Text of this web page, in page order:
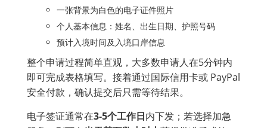
一张背景为白色的电子证件照片
个人基本信息：姓名、出生日期、护照号码
预计入境时间及入境口岸信息
整个申请过程简单直观，大多数申请人在5分钟内
即可完成表格填写。接着通过国际信用卡或 PayPal
安全付款，确认提交后只需等待结果。
电子签证通常在3-5个工作日内下发；若选择加急